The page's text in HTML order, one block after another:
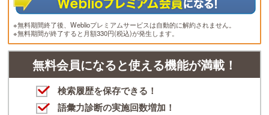
※無料期間終了後、Weblioプレミアムサービスは自動的に解約されません。
※無料期間が終了すると月額330円(税込)が発生します。
無料会員になると使える機能が満載！
検索履歴を保存できる！
語彙力診断の実施回数増加！